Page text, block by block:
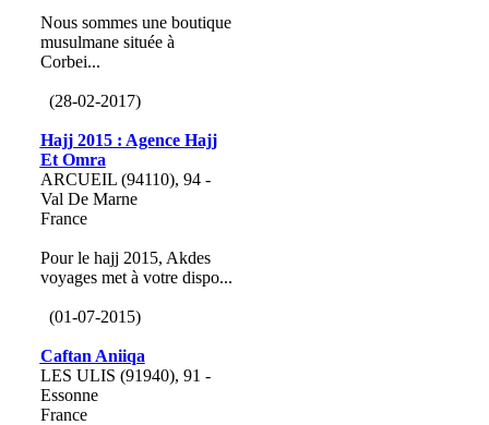
Nous sommes une boutique
musulmane située à
Corbei...
(28-02-2017)
Hajj 2015 : Agence Hajj
Et Omra
ARCUEIL (94110), 94 -
Val De Marne
France
Pour le hajj 2015, Akdes
voyages met à votre dispo...
(01-07-2015)
Caftan Aniiqa
LES ULIS (91940), 91 -
Essonne
France